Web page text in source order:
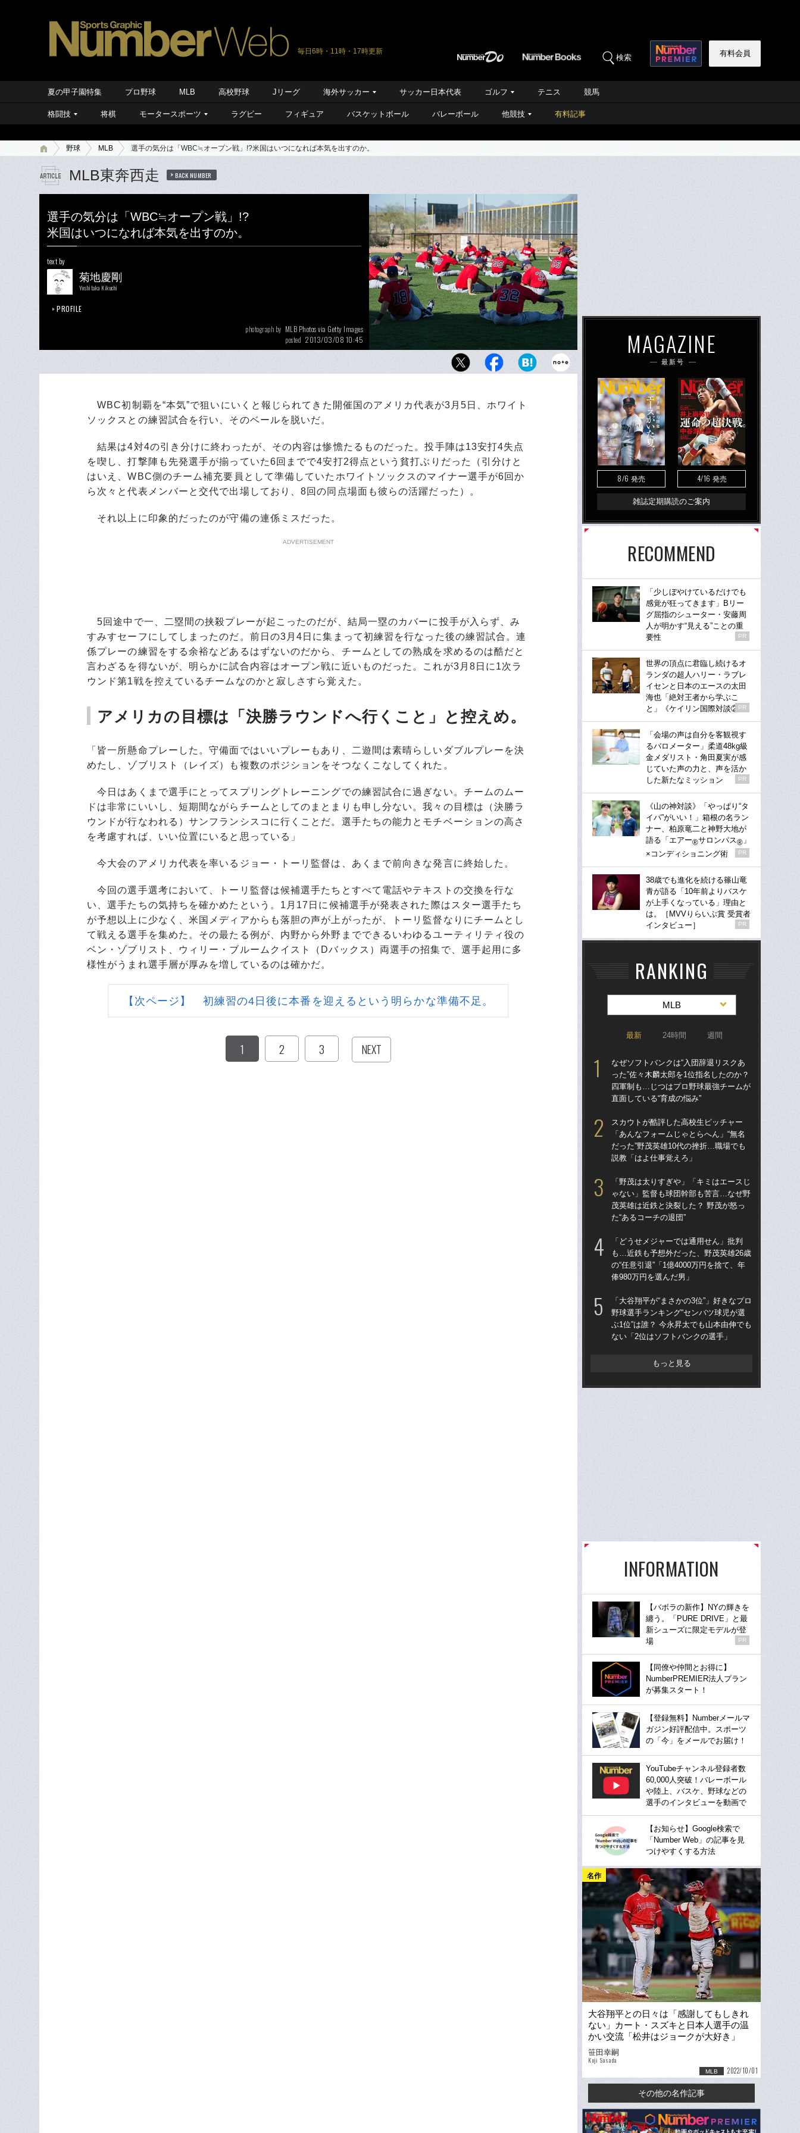
毎日6時・11時・17時更新
検索 有料会員
夏の甲子園特集 プロ野球 MLB 高校野球 Jリーグ 海外サッカー サッカー日本代表 ゴルフ テニス 競馬
格闘技 将棋 モータースポーツ ラグビー フィギュア バスケットボール バレーボール 他競技 有料記事
野球 MLB 選手の気分は「WBC≒オープン戦」!?米国はいつになれば本気を出すのか。
MLB東奔西走 BACK NUMBER
選手の気分は「WBC≒オープン戦」!?
米国はいつになれば本気を出すのか。
text by
菊地慶剛
Yoshitaka Kikuchi
PROFILE
photograph by MLB Photos via Getty Images
posted 2013/03/08 10:45
3月6日に行なわれたコロラド・ロッキーズとの練習試合前
WBC初制覇を“本気”で狙いにいくと報じられてきた開催国のアメリカ代表が3月5日、ホワイト
ソックスとの練習試合を行い、そのベールを脱いだ。
結果は4対4の引き分けに終わったが、その内容は惨憺たるものだった。投手陣は13安打4失点
を喫し、打撃陣も先発選手が揃っていた6回までで4安打2得点という貧打ぶりだった（引分けと
はいえ、WBC側のチーム補充要員として準備していたホワイトソックスのマイナー選手が6回か
ら次々と代表メンバーと交代で出場しており、8回の同点場面も彼らの活躍だった）。
それ以上に印象的だったのが守備の連係ミスだった。
ADVERTISEMENT
5回途中で一、二塁間の挟殺プレーが起こったのだが、結局一塁のカバーに投手が入らず、み
すみすセーフにしてしまったのだ。前日の3月4日に集まって初練習を行なった後の練習試合。連
係プレーの練習をする余裕などあるはずないのだから、チームとしての熟成を求めるのは酷だと
言わざるを得ないが、明らかに試合内容はオープン戦に近いものだった。これが3月8日に1次ラ
ウンド第1戦を控えているチームなのかと寂しさすら覚えた。
アメリカの目標は「決勝ラウンドへ行くこと」と控えめ。
「皆一所懸命プレーした。守備面ではいいプレーもあり、二遊間は素晴らしいダブルプレーを決
めたし、ゾブリスト（レイズ）も複数のポジションをそつなくこなしてくれた。
今日はあくまで選手にとってスプリングトレーニングでの練習試合に過ぎない。チームのムー
ドは非常にいいし、短期間ながらチームとしてのまとまりも申し分ない。我々の目標は（決勝ラ
ウンドが行なわれる）サンフランシスコに行くことだ。選手たちの能力とモチベーションの高さ
を考慮すれば、いい位置にいると思っている」
今大会のアメリカ代表を率いるジョー・トーリ監督は、あくまで前向きな発言に終始した。
今回の選手選考において、トーリ監督は候補選手たちとすべて電話やテキストの交換を行な
い、選手たちの気持ちを確かめたという。1月17日に候補選手が発表された際はスター選手たち
が予想以上に少なく、米国メディアからも落胆の声が上がったが、トーリ監督なりにチームとし
て戦える選手を集めた。その最たる例が、内野から外野までできるいわゆるユーティリティ役の
ベン・ゾブリスト、ウィリー・ブルームクイスト（Dバックス）両選手の招集で、選手起用に多
様性がうまれ選手層が厚みを増しているのは確かだ。
【次ページ】 初練習の4日後に本番を迎えるという明らかな準備不足。
1 2 3 NEXT
MAGAZINE
最新号
8/6 発売 4/16 発売
雑誌定期購読のご案内
RECOMMEND
「少しぼやけているだけでも
感覚が狂ってきます」Bリー
グ屈指のシューター・安藤周
人が明かす“見える”ことの重
要性
PR
世界の頂点に君臨し続けるオ
ランダの超人ハリー・ラブレ
イセンと日本のエースの太田
海也「絶対王者から学ぶこ
と」《ケイリン国際対談②》
PR
「会場の声は自分を客観視す
るバロメーター」柔道48kg級
金メダリスト・角田夏実が感
じていた声の力と、声を活か
した新たなミッション
PR
《山の神対談》「やっぱり“タ
イパ”がいい！」箱根の名ラン
ナー、柏原竜二と神野大地が
語る「エアー®サロンパス® 」
×コンディショニング術
PR
38歳でも進化を続ける篠山竜
青が語る「10年前よりバスケ
が上手くなっている」理由と
は。［MVVりらいぶ賞 受賞者
インタビュー］
PR
RANKING
MLB
最新 24時間 週間
なぜソフトバンクは“入団辞退リスクあ
った”佐々木麟太郎を1位指名したのか？
四軍制も…じつはプロ野球最強チームが
直面している“育成の悩み”
スカウトが酷評した高校生ピッチャー
「あんなフォームじゃとらへん」“無名
だった”野茂英雄10代の挫折…職場でも
説教「はよ仕事覚えろ」
「野茂は太りすぎや」「キミはエースじ
ゃない」監督も球団幹部も苦言…なぜ野
茂英雄は近鉄と決裂した？ 野茂が怒っ
た“あるコーチの退団”
「どうせメジャーでは通用せん」批判
も…近鉄も予想外だった、野茂英雄26歳
の“任意引退”「1億4000万円を捨て、年
俸980万円を選んだ男」
「大谷翔平が“まさかの3位”」好きなプロ
野球選手ランキング“センバツ球児が選
ぶ1位”は誰？ 今永昇太でも山本由伸でも
ない「2位はソフトバンクの選手」
もっと見る
INFORMATION
【バボラの新作】NYの輝きを
纏う。「PURE DRIVE」と最
新シューズに限定モデルが登
場
PR
【同僚や仲間とお得に】
NumberPREMIER法人プラン
が募集スタート！
【登録無料】Numberメールマ
ガジン好評配信中。スポーツ
の「今」をメールでお届け！
YouTubeチャンネル登録者数
60,000人突破！バレーボール
や陸上、バスケ、野球などの
選手のインタビューを動画で
【お知らせ】Google検索で
「Number Web」の記事を見
つけやすくする方法
名作
大谷翔平との日々は「感謝してもしきれ
ない」カート・スズキと日本人選手の温
かい交流「松井はジョークが大好き」
「同じ鈴木で嬉しいよ」
笹田幸嗣
Koji Sasada
MLB 2022/10/01
その他の名作記事